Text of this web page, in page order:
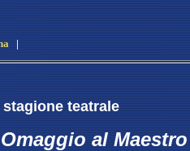
|
teatrale
Omaggio al